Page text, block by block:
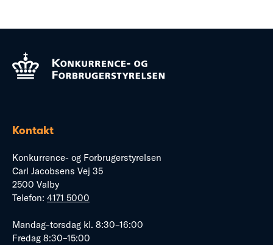
Kontakt
Konkurrence- og Forbrugerstyrelsen
Carl Jacobsens Vej 35
2500 Valby
Telefon: 4171 5000
Mandag–torsdag kl. 8:30–16:00
Fredag 8:30–15:00